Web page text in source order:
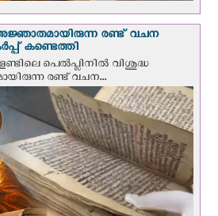
അജ്ഞാതമായിരുന്ന രണ്ട് വചന
കണ്ടെത്തി
പെൽപ്ലിനില്‍ വിശുദ്ധ
രണ്ട് വചന...